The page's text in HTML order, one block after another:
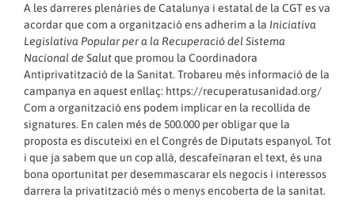
A les darreres plenàries de Catalunya i estatal de la CGT es va
acordar que com a organització ens adherim a la Iniciativa
Legislativa Popular per a la Recuperació del Sistema
Nacional de Salutque promou la Coordinadora
Antiprivatització de la Sanitat. Trobareu més informació de la
campanya en aquest enllaç: https://recuperatusanidad.org/
Com a organització ens podem implicar en la recollida de
signatures. En calen més de 500.000 per obligar que la
proposta es discuteixi en el Congrés de Diputats espanyol. Tot
i que ja sabem que un cop allà, descafeïnaran el text, és una
bona oportunitat per desemmascarar els negocis i interessos
darrera la privatització més o menys encoberta de la sanitat.